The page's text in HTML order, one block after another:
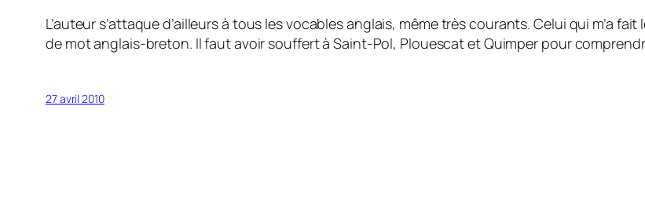
L’auteur s’attaque d’ailleurs à tous les vocables anglais, même très courants. Celui qui m’a
de mot anglais-breton. Il faut avoir souffert à Saint-Pol, Plouescat et Quimper pour
27 avril 2010